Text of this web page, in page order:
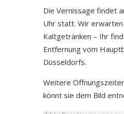
Die Vernissage findet
Uhr statt. Wir
Kaltgetränken – Ihr
Entfernung vom
Düsseldorfs.
Weitere
könnt sie dem Bild